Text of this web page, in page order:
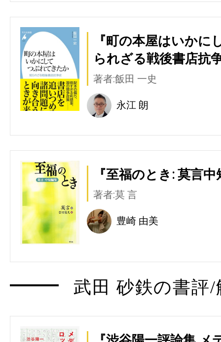
『町の本屋はいかに
られざる戦後書店抗
著者:飯田 一史
永江 朗
『至福のとき: 莫言
著者:莫 言
豊崎 由美
武田 砂鉄の書評